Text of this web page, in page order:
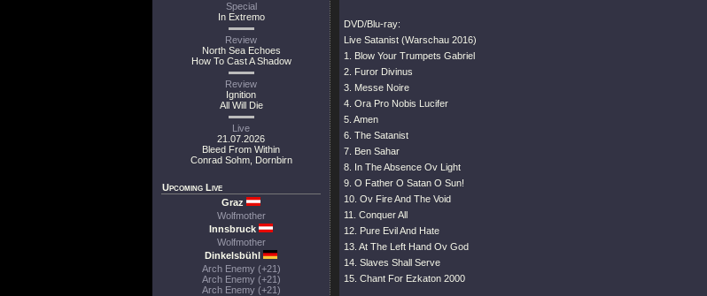
Special
In Extremo
Review
North Sea Echoes
How To Cast A Shadow
Review
Ignition
All Will Die
Live
21.07.2026
Bleed From Within
Conrad Sohm, Dornbirn
Upcoming Live
Graz
Wolfmother
Innsbruck
Wolfmother
Dinkelsbühl
Arch Enemy (+21)
Arch Enemy (+21)
Arch Enemy (+21)
DVD/Blu-ray:
Live Satanist (Warschau 2016)
1. Blow Your Trumpets Gabriel
2. Furor Divinus
3. Messe Noire
4. Ora Pro Nobis Lucifer
5. Amen
6. The Satanist
7. Ben Sahar
8. In The Absence Ov Light
9. O Father O Satan O Sun!
10. Ov Fire And The Void
11. Conquer All
12. Pure Evil And Hate
13. At The Left Hand Ov God
14. Slaves Shall Serve
15. Chant For Ezkaton 2000